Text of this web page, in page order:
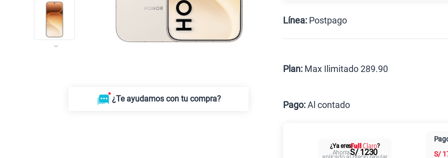
¿Te ayudamos con tu compra?
Línea: Postpago
Plan: Max Ilimitado 289.90
Pago:Al contado
Cuotas
¿Ya eres
?
AhorraS/ 1230
S/